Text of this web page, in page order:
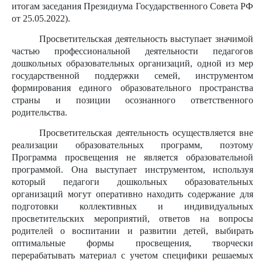
итогам заседания Президиума Государственного Совета РФ
от 25.05.2022).
Просветительская деятельность выступает значимой
частью профессиональной деятельности педагогов
дошкольных образовательных организаций, одной из мер
государственной поддержки семей, инструментом
формирования единого образовательного пространства
страны и позиции осознанного ответственного
родительства.
Просветительская деятельность осуществляется вне
реализации образовательных программ, поэтому
Программа просвещения не является образовательной
программой. Она выступает инструментом, используя
который педагоги дошкольных образовательных
организаций могут оперативно находить содержание для
подготовки коллективных и индивидуальных
просветительских мероприятий, ответов на вопросы
родителей о воспитании и развитии детей, выбирать
оптимальные формы просвещения, творчески
перерабатывать материал с учетом специфики решаемых